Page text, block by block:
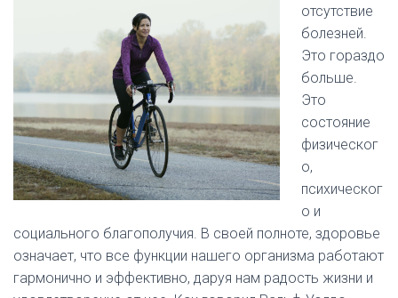
отсутствие
болезней.
Это гораздо
больше.
Это
состояние
физическог
о,
психическог
о и
социального благополучия. В своей полноте, здоровье
означает, что все функции нашего организма работают
гармонично и эффективно, даруя нам радость жизни и